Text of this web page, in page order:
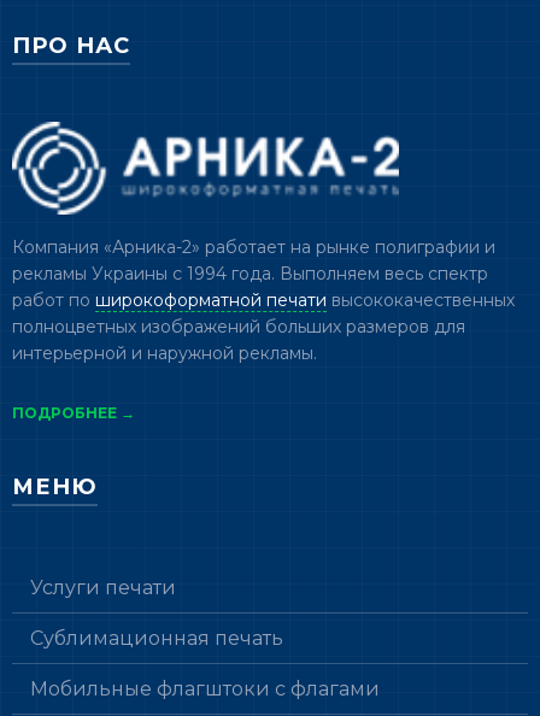
ПРО НАС
Компания «Арника-2» работает на рынке полиграфии и
рекламы Украины с 1994 года. Выполняем весь спектр
работ по широкоформатной печати высококачественных
полноцветных изображений больших размеров для
интерьерной и наружной рекламы.
ПОДРОБНЕЕ →
МЕНЮ
Услуги печати
Сублимационная печать
Мобильные флагштоки с флагами